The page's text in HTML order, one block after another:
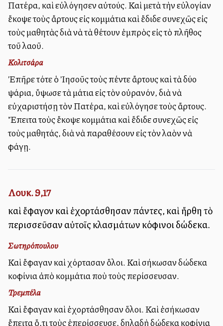
Πατέρα, καὶ εὐλόγησεν αὐτούς. Καὶ μετὰ τὴν εὐλογίαν
ἔκοψε τοὺς ἄρτους εἰς κομμάτια καὶ ἔδιδε συνεχῶς εἰς
τοὺς μαθητὰς διὰ νὰ τὰ θέτουν ἐμπρὸς εἰς τὸ πλῆθος
τοῦ λαοῦ.
Κολιτσάρα
Ἐπῆρε τότε ὁ Ἰησοῦς τοὺς πέντε ἄρτους καὶ τὰ δύο
ψάρια, ὕψωσε τὰ μάτια εἰς τὸν οὐρανόν, διὰ νὰ
εὐχαριστήσῃ τὸν Πατέρα, καὶ εὐλόγησε τοὺς ἄρτους.
Ἔπειτα τοὺς ἔκοψε κομμάτια καὶ ἔδιδε συνεχῶς εἰς
τοὺς μαθητάς, διὰ νὰ παραθέσουν εἰς τὸν λαὸν νὰ
φάγῃ.
Λουκ. 9,17
καὶ ἔφαγον καὶ ἐχορτάσθησαν πάντες, καὶ ἤρθη τὸ
περισσεῦσαν αὐτοῖς κλασμάτων κόφινοι δώδεκα.
Σωτηρόπουλου
Καὶ ἔφαγαν καὶ χόρτασαν ὅλοι. Καὶ σήκωσαν δώδεκα
κοφίνια ἀπὸ κομμάτια ποὺ τοὺς περίσσευσαν.
Τρεμπέλα
Καὶ ἔφαγαν καὶ ἐχορτάσθησαν ὅλοι. Καὶ ἐσήκωσαν
ἔπειτα ὅ,τι τοὺς ἐπερίσσευσε, δηλαδὴ δώδεκα κοφίνια